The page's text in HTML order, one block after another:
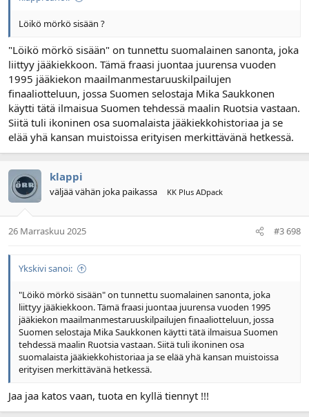
Löikö mörkö sisään ?
"Löikö mörkö sisään" on tunnettu suomalainen sanonta, joka
liittyy jääkiekkoon. Tämä fraasi juontaa juurensa vuoden
1995 jääkiekon maailmanmestaruuskilpailujen
finaaliotteluun, jossa Suomen selostaja Mika Saukkonen
käytti tätä ilmaisua Suomen tehdessä maalin Ruotsia vastaan.
Siitä tuli ikoninen osa suomalaista jääkiekkohistoriaa ja se
elää yhä kansan muistoissa erityisen merkittävänä hetkessä.
klappi
väljää vähän joka paikassa KK Plus ADpack
26 Marraskuu 2025 #3 698
Ykskivi sanoi:
"Löikö mörkö sisään" on tunnettu suomalainen sanonta, joka
liittyy jääkiekkoon. Tämä fraasi juontaa juurensa vuoden 1995
jääkiekon maailmanmestaruuskilpailujen finaaliotteluun, jossa
Suomen selostaja Mika Saukkonen käytti tätä ilmaisua Suomen
tehdessä maalin Ruotsia vastaan. Siitä tuli ikoninen osa
suomalaista jääkiekkohistoriaa ja se elää yhä kansan muistoissa
erityisen merkittävänä hetkessä.
Jaa jaa katos vaan, tuota en kyllä tiennyt !!!